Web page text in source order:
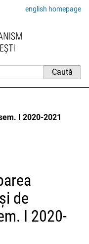
english homepage
I 2020-2021
de
I 2020-